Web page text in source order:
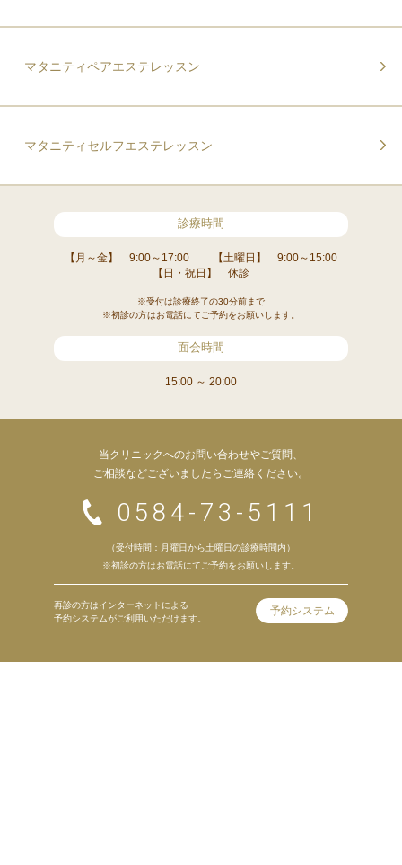
マタニティペアエステレッスン
マタニティセルフエステレッスン
診療時間
【月～金】 9:00～17:00
【土曜日】 9:00～15:00
【日・祝日】 休診
※受付は診療終了の30分前まで
※初診の方はお電話にてご予約をお願いします。
面会時間
15:00 ～ 20:00
当クリニックへのお問い合わせやご質問、
ご相談などございましたらご連絡ください。
0584-73-5111
（受付時間：月曜日から土曜日の診療時間内）
※初診の方はお電話にてご予約をお願いします。
再診の方はインターネットによる
予約システムがご利用いただけます。
予約システム